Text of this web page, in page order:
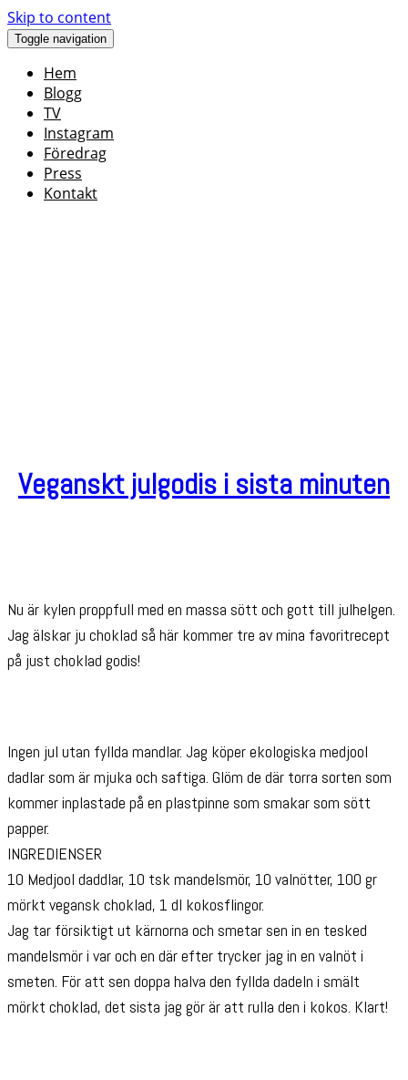
Skip to content
Toggle navigation
Hem
Blogg
TV
Instagram
Föredrag
Press
Kontakt
Veganskt julgodis i sista minuten
Nu är kylen proppfull med en massa sött och gott till julhelgen.
Jag älskar ju choklad så här kommer tre av mina favoritrecept
på just choklad godis!
Ingen jul utan fyllda mandlar. Jag köper ekologiska medjool
dadlar som är mjuka och saftiga. Glöm de där torra sorten som
kommer inplastade på en plastpinne som smakar som sött
papper.
INGREDIENSER
10 Medjool daddlar, 10 tsk mandelsmör, 10 valnötter, 100 gr
mörkt vegansk choklad, 1 dl kokosflingor.
Jag tar försiktigt ut kärnorna och smetar sen in en tesked
mandelsmör i var och en där efter trycker jag in en valnöt i
smeten. För att sen doppa halva den fyllda dadeln i smält
mörkt choklad, det sista jag gör är att rulla den i kokos. Klart!